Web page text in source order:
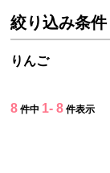
絞り込み条件
りんご
8 件中 1- 8 件表示